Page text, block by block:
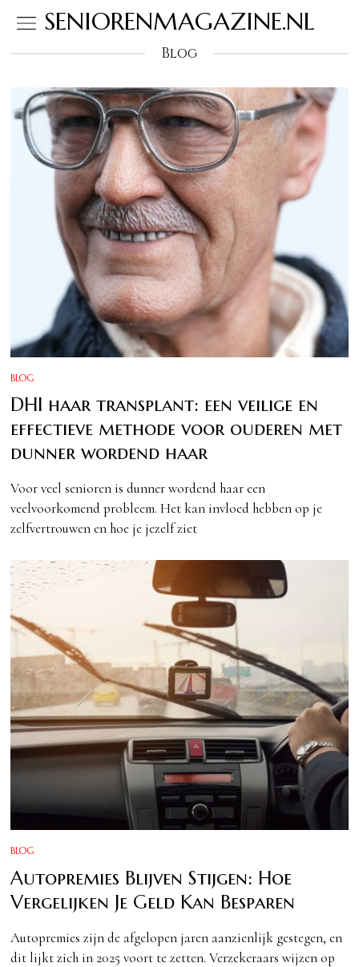
SENIORENMAGAZINE.NL
Blog
BLOG
DHI haar transplant: een veilige en
effectieve methode voor ouderen met
dunner wordend haar
Voor veel senioren is dunner wordend haar een
veelvoorkomend probleem. Het kan invloed hebben op je
zelfvertrouwen en hoe je jezelf ziet
BLOG
Autopremies Blijven Stijgen: Hoe
Vergelijken Je Geld Kan Besparen
Autopremies zijn de afgelopen jaren aanzienlijk gestegen, en
dit lijkt zich in 2025 voort te zetten. Verzekeraars wijzen op